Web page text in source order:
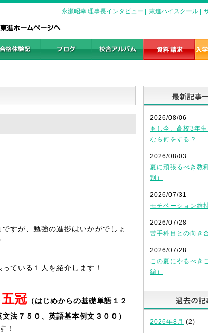
永瀬昭幸 理事長インタビュー 東進ハイスクール
すが、勉強の進捗はいかがでしょ
ている１人を紹介します！
五冠（はじめからの基礎単語１２
法７５０、英語基本例文３００）
！
2026/08/06
もし今、高校3年
なら何をする？
2026/08/03
夏に頑張るべき教
別）
2026/07/31
モチベーション維
2026/07/28
苦手科目との向き
2026/07/28
この夏にやるべき
編）
2026年8月 (2)